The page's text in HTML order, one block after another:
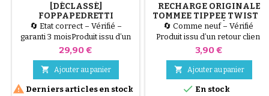
[DÉCLASSÉ]
FOPPAPEDRETTI
BABYROAD I-SIZE
ARGENT - DÉFAUT TISSU +
🔄 Etat correct – Vérifié –
garanti 3 moisProduit issu d’un
retour client ou d’un emballage
techniciens et 100 %
fonctionnel.⚠️ PRODUIT
DÉCLASSÉ : Ce Siège Auto
Prix
29,90 €
 Ajouter au panier
 Derniers articles en stock
RECHARGE ORIGINALE
TOMMEE TIPPEE TWIST &
CLICK - VENDU À L'UNITÉ
(1 PIÈCE)
🔄 Comme neuf – Vérifié
Produit issu d’un retour client
ou d’un emballage abîmé, testé
fonctionnel. Vendu à l'unité (1
Pièce). Ce produit est une
Recharge Tommee Tippee
Prix
3,90 €
 Ajouter au panier
 En stock